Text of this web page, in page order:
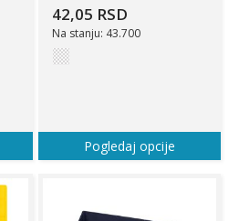
42,05 RSD
Na stanju: 43.700
Pogledaj opcije